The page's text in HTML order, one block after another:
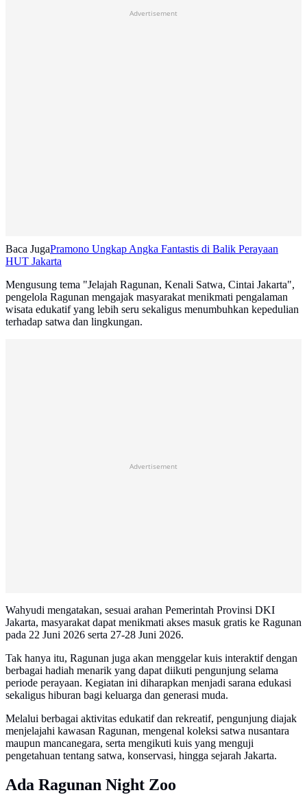
Advertisement
Baca JugaPramono Ungkap Angka Fantastis di Balik Perayaan
HUT Jakarta
Mengusung tema "Jelajah Ragunan, Kenali Satwa, Cintai Jakarta",
pengelola Ragunan mengajak masyarakat menikmati pengalaman
wisata edukatif yang lebih seru sekaligus menumbuhkan kepedulian
terhadap satwa dan lingkungan.
Advertisement
Wahyudi mengatakan, sesuai arahan Pemerintah Provinsi DKI
Jakarta, masyarakat dapat menikmati akses masuk gratis ke Ragunan
pada 22 Juni 2026 serta 27-28 Juni 2026.
Tak hanya itu, Ragunan juga akan menggelar kuis interaktif dengan
berbagai hadiah menarik yang dapat diikuti pengunjung selama
periode perayaan. Kegiatan ini diharapkan menjadi sarana edukasi
sekaligus hiburan bagi keluarga dan generasi muda.
Melalui berbagai aktivitas edukatif dan rekreatif, pengunjung diajak
menjelajahi kawasan Ragunan, mengenal koleksi satwa nusantara
maupun mancanegara, serta mengikuti kuis yang menguji
pengetahuan tentang satwa, konservasi, hingga sejarah Jakarta.
Ada Ragunan Night Zoo